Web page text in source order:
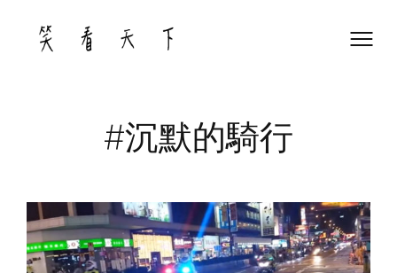
content
#沉默的騎行